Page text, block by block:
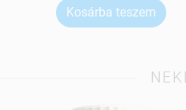
Kosárba teszem